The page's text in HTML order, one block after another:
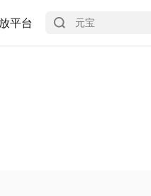
平台